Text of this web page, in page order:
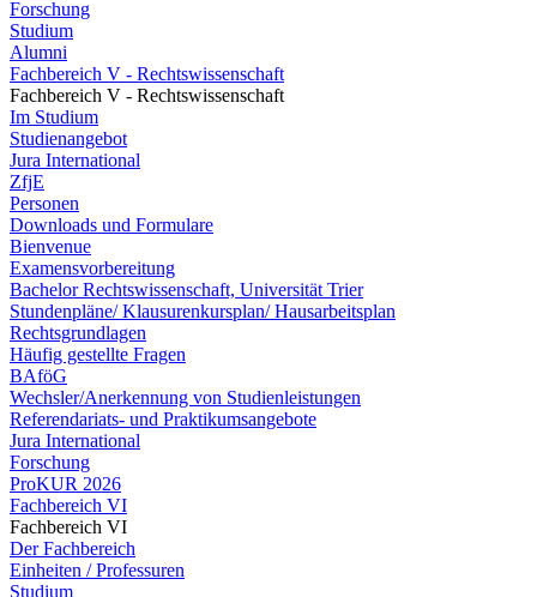
Forschung
Studium
Alumni
Fachbereich V - Rechtswissenschaft
Fachbereich V - Rechtswissenschaft
Im Studium
Studienangebot
Jura International
ZfjE
Personen
Downloads und Formulare
Bienvenue
Examensvorbereitung
Bachelor Rechtswissenschaft, Universität Trier
Stundenpläne/ Klausurenkursplan/ Hausarbeitsplan
Rechtsgrundlagen
Häufig gestellte Fragen
BAföG
Wechsler/Anerkennung von Studienleistungen
Referendariats- und Praktikumsangebote
Jura International
Forschung
ProKUR 2026
Fachbereich VI
Fachbereich VI
Der Fachbereich
Einheiten / Professuren
Studium